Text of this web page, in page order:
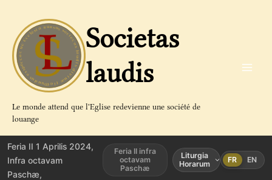
contenu
Societas
laudis
Le monde attend que l'Eglise redevienne une société de
louange
Feria II 1 Aprilis 2024,
Infra octavam
Paschæ,
Feria II infra
octavam
Paschæ
Liturgia
Horarum
FR EN